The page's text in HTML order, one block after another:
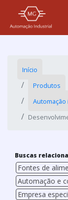
Início
Produtos
Buscas
Fontes de
Automação e
Empresa